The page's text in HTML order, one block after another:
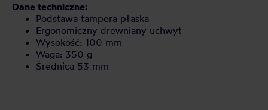
Dane techniczne:
Podstawa tampera płaska
Ergonomiczny drewniany uchwyt
Wysokość: 100 mm
Waga: 350 g
Średnica 53 mm